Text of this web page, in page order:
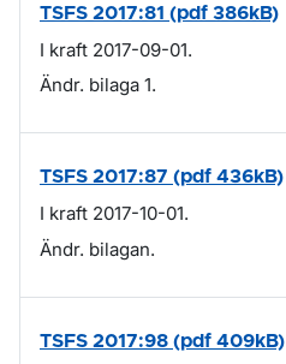
TSFS 2017:81 (pdf 386kB)
I kraft 2017-09-01.
Ändr. bilaga 1.
TSFS 2017:87 (pdf 436kB)
I kraft 2017-10-01.
Ändr. bilagan.
TSFS 2017:98 (pdf 409kB)